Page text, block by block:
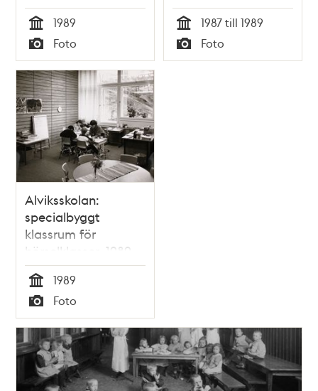
Tid
1989
Typ
Foto Tid
1987 till 1989
Typ
Foto
Alviksskolan:
specialbyggt
klassrum för
hörselklasser, 1989
Tid
1989
Typ
Foto